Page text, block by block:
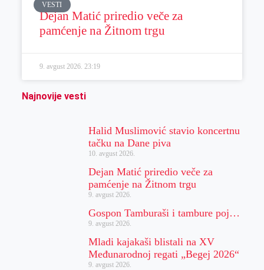
VESTI
Dejan Matić priredio veče za
pamćenje na Žitnom trgu
9. avgust 2026. 23:19
Najnovije vesti
Halid Muslimović stavio koncertnu
tačku na Dane piva
10. avgust 2026.
Dejan Matić priredio veče za
pamćenje na Žitnom trgu
9. avgust 2026.
Gospon Tamburaši i tambure poj…
9. avgust 2026.
Mladi kajakaši blistali na XV
Međunarodnoj regati „Begej 2026“
9. avgust 2026.